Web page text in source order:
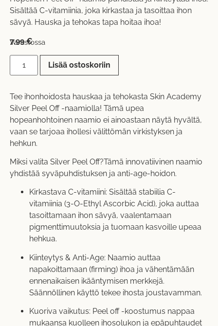
Sisältää C-vitamiinia, joka kirkastaa ja tasoittaa ihon
sävyä. Hauska ja tehokas tapa hoitaa ihoa!
7,99€
Varastossa
Lisää ostoskoriin
Tee ihonhoidosta hauskaa ja tehokasta Skin Academy
Silver Peel Off -naamiolla! Tämä upea
hopeanhohtoinen naamio ei ainoastaan näytä hyvältä,
vaan se tarjoaa ihollesi välittömän virkistyksen ja
hehkun.
Miksi valita Silver Peel Off?Tämä innovatiivinen naamio
yhdistää syväpuhdistuksen ja anti-age-hoidon.
Kirkastava C-vitamiini: Sisältää stabiilia C-
vitamiinia (3-O-Ethyl Ascorbic Acid), joka auttaa
tasoittamaan ihon sävyä, vaalentamaan
pigmenttimuutoksia ja tuomaan kasvoille upeaa
hehkua.
Kiinteytys & Anti-Age: Naamio auttaa
napakoittamaan (firming) ihoa ja vähentämään
ennenaikaisen ikääntymisen merkkejä.
Säännöllinen käyttö tekee ihosta joustavamman.
Kuoriva vaikutus: Peel off -koostumus nappaa
mukaansa kuolleen ihosolukon ja epäpuhtaudet